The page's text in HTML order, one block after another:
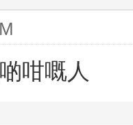
咁嘅人